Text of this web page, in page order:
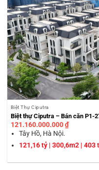
Biệt Thự Ciputra
Biệt thự Ciputra – Bán căn P1-
121.160.000.000₫
Tây Hồ, Hà Nội.
121,16 tỷ | 300,6m2 | 403